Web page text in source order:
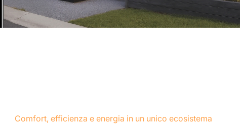
Comfort, efficienza e energia in un unico ecosistema